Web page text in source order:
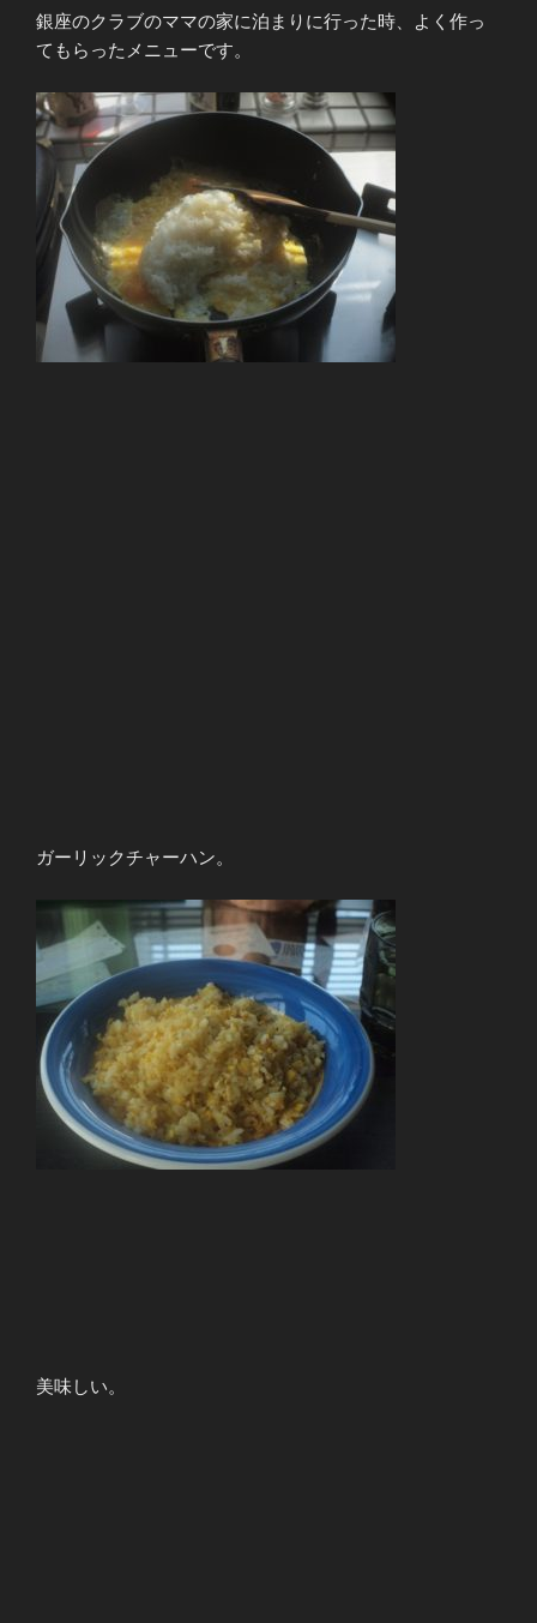
銀座のクラブのママの家に泊まりに行った時、よく作っ
てもらったメニューです。
ガーリックチャーハン。
美味しい。